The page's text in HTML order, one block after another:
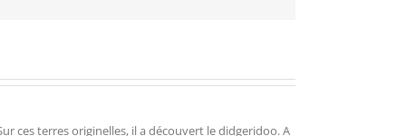
ces terres originelles, il a découvert le didgeridoo. A